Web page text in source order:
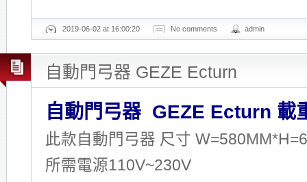
2019-06-02 at 16:00:20 No comments admin
自動門弓器 GEZE Ecturn
自動門弓器 GEZE Ecturn 載
此款自動門弓器 尺寸
所需電源110V~230V